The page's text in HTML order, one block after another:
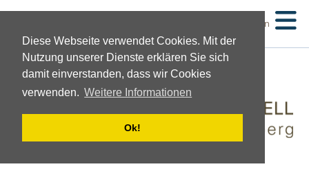
Diese Webseite verwendet Cookies. Mit der
Nutzung unserer Dienste erklären Sie sich
damit einverstanden, dass wir Cookies
verwenden. Weitere Informationen
Ok!
Suchen